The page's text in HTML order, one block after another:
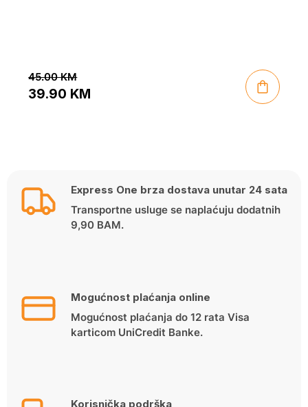
45.00KM
39.90 KM
Express One brza dostava unutar 24 sata
Transportne usluge se naplaćuju dodatnih
9,90 BAM.
Mogućnost plaćanja online
Mogućnost plaćanja do 12 rata Visa
karticom UniCredit Banke.
Korisnička podrška